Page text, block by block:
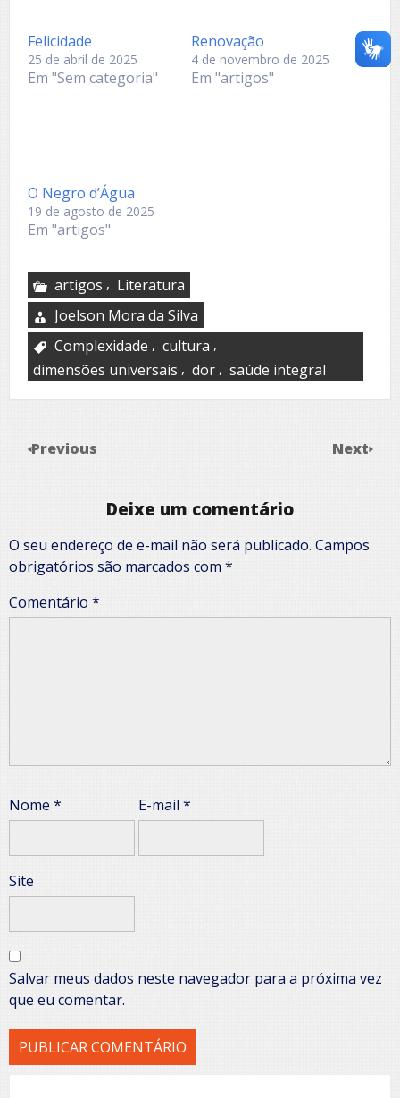
Felicidade
25 de abril de 2025
Em "Sem categoria"
Renovação
4 de novembro de 2025
Em "artigos"
O Negro d’Água
19 de agosto de 2025
Em "artigos"
artigos , Literatura
Joelson Mora da Silva
Complexidade , cultura ,
dimensões universais , dor , saúde integral
Previous Next
Deixe um comentário
O seu endereço de e-mail não será publicado. Campos
obrigatórios são marcados com *
Comentário *
Nome * E-mail*
Site
Salvar meus dados neste navegador para a próxima vez
que eu comentar.